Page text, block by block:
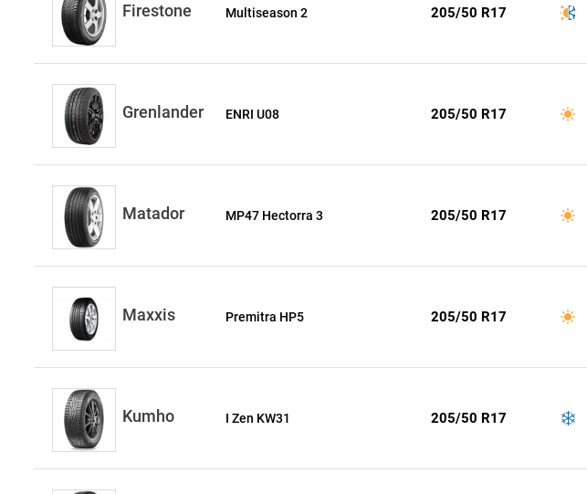
Firestone Multiseason 2 205/50 R17
Grenlander ENRI U08 205/50 R17
Matador MP47 Hectorra 3 205/50 R17
Maxxis Premitra HP5 205/50 R17
Kumho I Zen KW31 205/50 R17